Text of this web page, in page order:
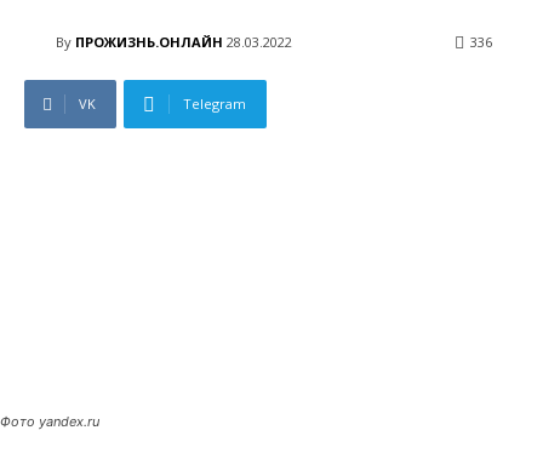
By ПРОЖИЗНЬ.ОНЛАЙН 28.03.2022 336
VK Telegram
Фото yandex.ru